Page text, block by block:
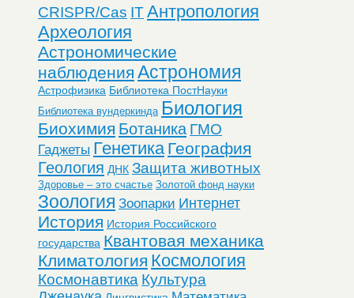
CRISPR/Cas ITАнтропология
Археология
Астрономические
наблюдения Астрономия
Астрофизика Библиотека ПостНауки
Библиотека вундеркинда Биология
Биохимия Ботаника ГМО
Гаджеты Генетика География
Геология ДНК Защита животных
Здоровье – это счастье Золотой фонд науки
Зоология Зоопарки Интернет
История История Российского
государства Квантовая механика
Климатология Космология
Космонавтика Культура